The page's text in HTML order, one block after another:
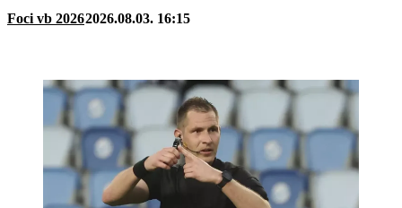
Foci vb 20262026.08.03. 16:15